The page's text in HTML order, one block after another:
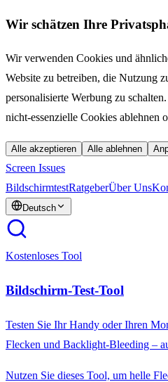
Wir schätzen Ihre
Wir verwenden Cookies und
Website zu betreiben, die Nutzung
personalisierte Werbung zu
nicht-essenzielle Cookies ablehnen
Alle akzeptieren Alle ablehnen
Screen Issues
BildschirmtestRatgeberÜber Uns
Deutsch
Kostenloses Tool
Bildschirm-Test-Tool
Testen Sie Ihr Handy oder Ihren
Flecken und Backlight-Bleeding –
Nutzen Sie dieses Tool, um helle